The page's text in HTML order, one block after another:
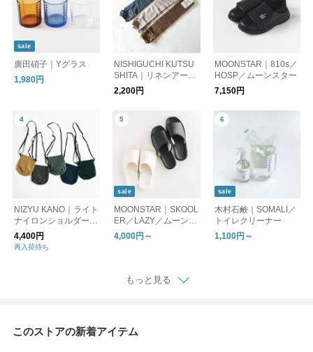
sale
廣田硝子｜Yグラス
1,980円
NISHIGUCHI KUTSU
SHITA｜リネンアーム
カバー NK0112【ゆう
パケット対応】
2,200円
MOONSTAR｜810s／
HOSP／ムーンスター
7,150円
NIZYU KANO｜ライト
ナイロンショルダーポ
ーチ【ゆうパケット対
応】
4,400円
再入荷待ち
sale
MOONSTAR｜SKOOL
ER／LAZY／ムーンス
ター
4,000円～
sale
木村石鹸｜SOMALI／
トイレクリーナー
1,100円～
もっと見る
このストアの新着アイテム